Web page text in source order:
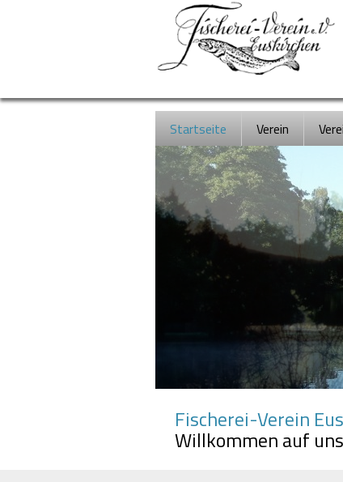
überspringen
Startseite Verein
Fischerei-Verein
Willkommen auf